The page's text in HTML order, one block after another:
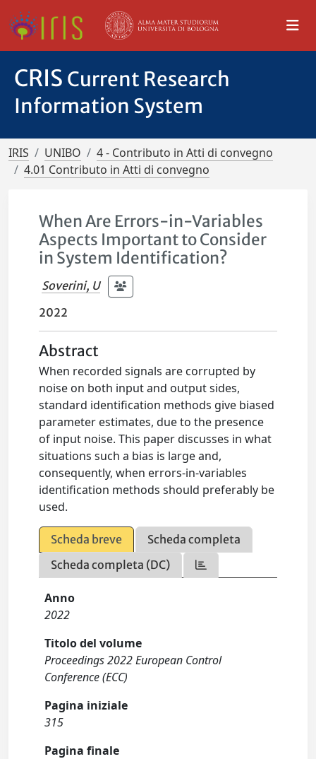
CRIS Current Research
Information System
IRIS UNIBO
4 - Contributo in Atti di convegno
4.01 Contributo in Atti di convegno
When Are Errors-in-Variables
Aspects Important to Consider
in System Identification?
Soverini, U
2022
Abstract
When recorded signals are corrupted by
noise on both input and output sides,
standard identification methods give biased
parameter estimates, due to the presence
of input noise. This paper discusses in what
situations such a bias is large and,
consequently, when errors-in-variables
identification methods should preferably be
used.
Scheda breve
Scheda completa
Scheda completa (DC)
Anno
2022
Titolo del volume
Proceedings 2022 European Control
Conference (ECC)
Pagina iniziale
315
Pagina finale